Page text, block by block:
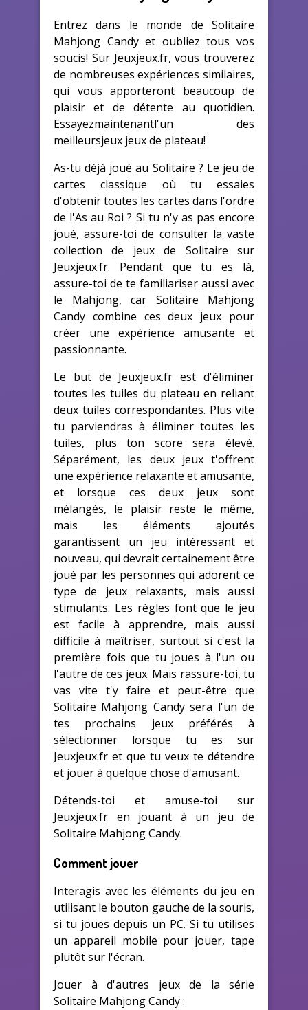
Entrez dans le monde de Solitaire
Mahjong Candy et oubliez tous vos
soucis! Sur Jeuxjeux.fr, vous trouverez
de nombreuses expériences similaires,
qui vous apporteront beaucoup de
plaisir et de détente au quotidien.
Essayezmaintenantl'un des
meilleursjeux jeux de plateau!
As-tu déjà joué au Solitaire ? Le jeu de
cartes classique où tu essaies
d'obtenir toutes les cartes dans l'ordre
de l'As au Roi ? Si tu n'y as pas encore
joué, assure-toi de consulter la vaste
collection de jeux de Solitaire sur
Jeuxjeux.fr. Pendant que tu es là,
assure-toi de te familiariser aussi avec
le Mahjong, car Solitaire Mahjong
Candy combine ces deux jeux pour
créer une expérience amusante et
passionnante.
Le but de Jeuxjeux.fr est d'éliminer
toutes les tuiles du plateau en reliant
deux tuiles correspondantes. Plus vite
tu parviendras à éliminer toutes les
tuiles, plus ton score sera élevé.
Séparément, les deux jeux t'offrent
une expérience relaxante et amusante,
et lorsque ces deux jeux sont
mélangés, le plaisir reste le même,
mais les éléments ajoutés
garantissent un jeu intéressant et
nouveau, qui devrait certainement être
joué par les personnes qui adorent ce
type de jeux relaxants, mais aussi
stimulants. Les règles font que le jeu
est facile à apprendre, mais aussi
difficile à maîtriser, surtout si c'est la
première fois que tu joues à l'un ou
l'autre de ces jeux. Mais rassure-toi, tu
vas vite t'y faire et peut-être que
Solitaire Mahjong Candy sera l'un de
tes prochains jeux préférés à
sélectionner lorsque tu es sur
Jeuxjeux.fr et que tu veux te détendre
et jouer à quelque chose d'amusant.
Détends-toi et amuse-toi sur
Jeuxjeux.fr en jouant à un jeu de
Solitaire Mahjong Candy.
Comment jouer
Interagis avec les éléments du jeu en
utilisant le bouton gauche de la souris,
si tu joues depuis un PC. Si tu utilises
un appareil mobile pour jouer, tape
plutôt sur l'écran.
Jouer à d'autres jeux de la série
Solitaire Mahjong Candy :